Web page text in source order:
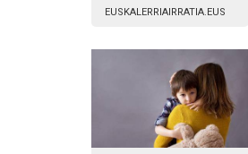
EUSKALERRIAIRRATIA.EUS